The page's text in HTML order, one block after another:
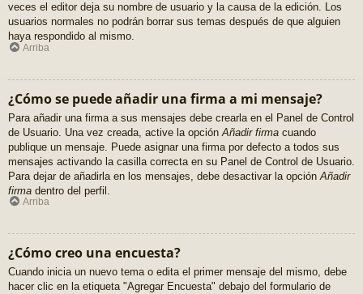
veces el editor deja su nombre de usuario y la causa de la edición. Los
usuarios normales no podrán borrar sus temas después de que alguien
haya respondido al mismo.
Arriba
¿Cómo se puede añadir una firma a mi mensaje?
Para añadir una firma a sus mensajes debe crearla en el Panel de Control
de Usuario. Una vez creada, active la opción Añadir firma cuando
publique un mensaje. Puede asignar una firma por defecto a todos sus
mensajes activando la casilla correcta en su Panel de Control de Usuario.
Para dejar de añadirla en los mensajes, debe desactivar la opción Añadir
firma dentro del perfil.
Arriba
¿Cómo creo una encuesta?
Cuando inicia un nuevo tema o edita el primer mensaje del mismo, debe
hacer clic en la etiqueta "Agregar Encuesta" debajo del formulario de